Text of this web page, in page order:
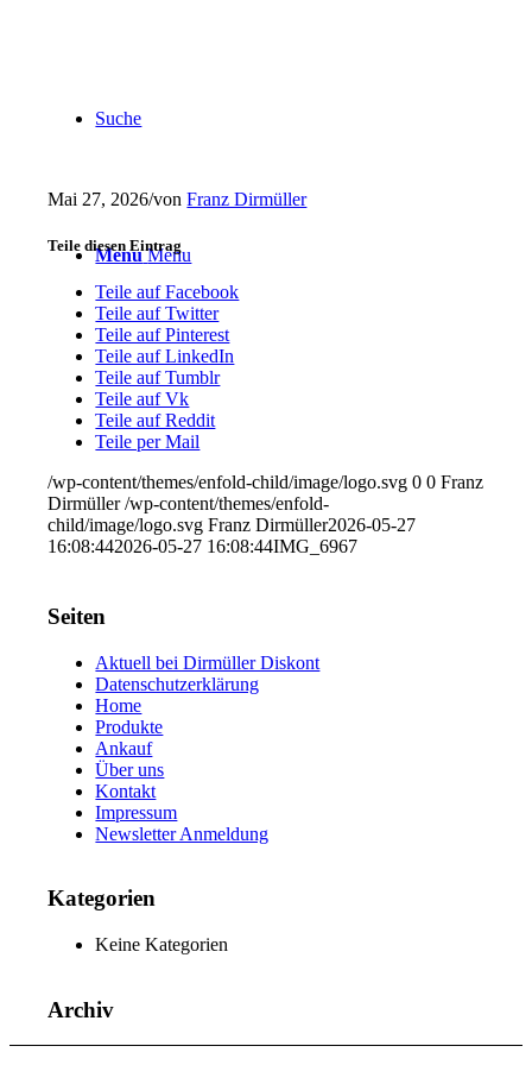
Suche
Menu Menu
Mai 27, 2026/vonFranz Dirmüller
Teile diesen Eintrag
Teile auf Facebook
Teile auf Twitter
Teile auf Pinterest
Teile auf LinkedIn
Teile auf Tumblr
Teile auf Vk
Teile auf Reddit
Teile per Mail
/wp-content/themes/enfold-child/image/logo.svg 0 0 Franz
Dirmüller /wp-content/themes/enfold-
child/image/logo.svg Franz Dirmüller2026-05-27
16:08:442026-05-27 16:08:44IMG_6967
Seiten
Aktuell bei Dirmüller Diskont
Datenschutzerklärung
Home
Produkte
Ankauf
Über uns
Kontakt
Impressum
Newsletter Anmeldung
Kategorien
Keine Kategorien
Archiv